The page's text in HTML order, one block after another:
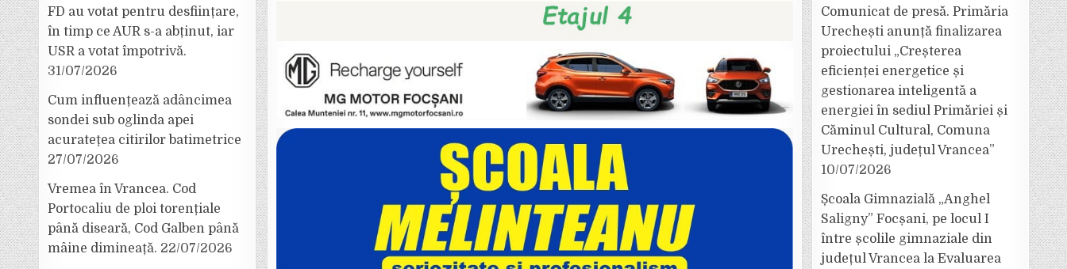
FD au votat pentru desființare,
în timp ce AUR s-a abținut, iar
USR a votat împotrivă.
31/07/2026
Cum influențează adâncimea
sondei sub oglinda apei
acuratețea citirilor batimetrice
27/07/2026
Vremea în Vrancea. Cod
Portocaliu de ploi torențiale
până diseară, Cod Galben până
mâine dimineață. 22/07/2026
Comunicat de presă. Primăria
Urechești anunță finalizarea
proiectului „Creșterea
eficienței energetice și
gestionarea inteligentă a
energiei în sediul Primăriei și
Căminul Cultural, Comuna
Urechești, județul Vrancea”
10/07/2026
Școala Gimnazială „Anghel
Saligny” Focșani, pe locul I
între școlile gimnaziale din
județul Vrancea la Evaluarea